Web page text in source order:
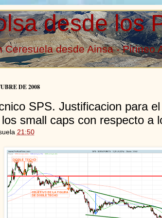
desde los
Ceresuela desde Ainsa - Pirineo
DE 2008
SPS. Justificacion para
small caps con respecto a
21:50